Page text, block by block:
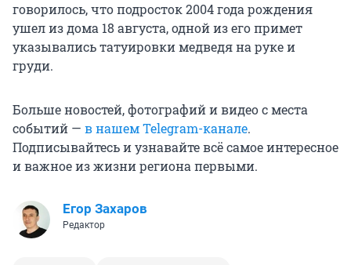
говорилось, что подросток 2004 года рождения
ушел из дома 18 августа, одной из его примет
указывались татуировки медведя на руке и
груди.
Больше новостей, фотографий и видео с места
событий — в нашем Telegram-канале.
Подписывайтесь и узнавайте всё самое интересное
и важное из жизни региона первыми.
Егор Захаров
Редактор